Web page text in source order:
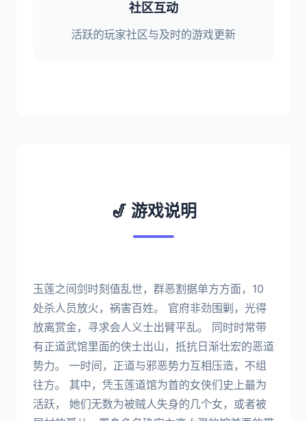
社区互动
活跃的玩家社区与及时的游戏更新
🎷 游戏说明
玉莲之间剑时刻值乱世，群恶割据单方方面，10
处杀人员放火，祸害百姓。 官府非劲围剿，光得
放离赏金，寻求会人义士出臂平乱。 同时时常带
有正道武馆里面的侠士出山，抵抗日渐壮宏的恶道
势力。 一时间，正道与邪恶势力互相压造，不组
往方。 其中，凭玉莲道馆为首的女侠们史上最为
活跃， 她们无数为被贼人失身的几个女，或者被